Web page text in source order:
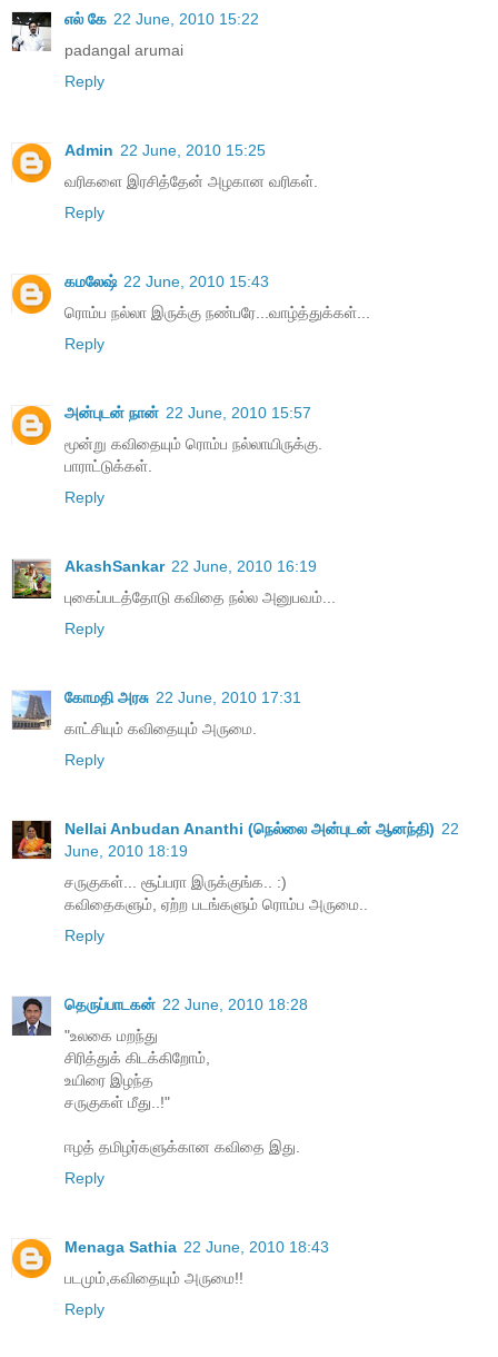
எல் கே 22 June, 2010 15:22
padangal arumai
Reply
Admin 22 June, 2010 15:25
வரிகளை இரசித்தேன் அழகான வரிகள்.
Reply
கமலேஷ் 22 June, 2010 15:43
ரொம்ப நல்லா இருக்கு நண்பரே...வாழ்த்துக்கள்...
Reply
அன்புடன் நான் 22 June, 2010 15:57
மூன்று கவிதையும் ரொம்ப நல்லாயிருக்கு.
பாராட்டுக்கள்.
Reply
AkashSankar 22 June, 2010 16:19
புகைப்படத்தோடு கவிதை நல்ல அனுபவம்...
Reply
கோமதி அரசு 22 June, 2010 17:31
காட்சியும் கவிதையும் அருமை.
Reply
Nellai Anbudan Ananthi (நெல்லை அன்புடன் ஆனந்தி) 22
June, 2010 18:19
சருகுகள்... சூப்பரா இருக்குங்க.. :)
கவிதைகளும், ஏற்ற படங்களும் ரொம்ப அருமை..
Reply
தெருப்பாடகன் 22 June, 2010 18:28
"உலகை மறந்து
சிரித்துக் கிடக்கிறோம்,
உயிரை இழந்த
சருகுகள் மீது..!"
ஈழத் தமிழர்களுக்கான கவிதை இது.
Reply
Menaga Sathia 22 June, 2010 18:43
படமும்,கவிதையும் அருமை!!
Reply